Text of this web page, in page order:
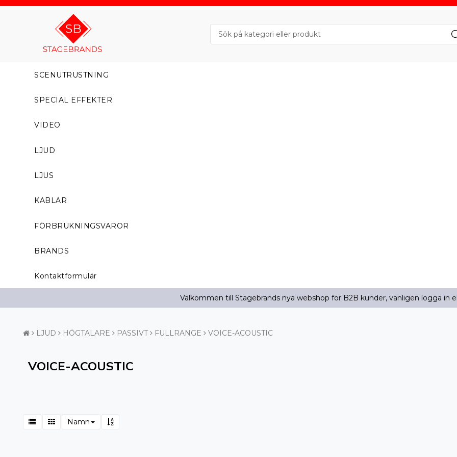
SCENUTRUSTNING
SPECIAL EFFEKTER
VIDEO
LJUD
LJUS
KABLAR
FÖRBRUKNINGSVAROR
BRANDS
Kontaktformulär
Välkommen till Stagebrands nya webshop för B2B kunder, vänligen logga in
LJUD HÖGTALARE PASSIVT FULLRANGE VOICE-ACOUSTIC
VOICE-ACOUSTIC
Namn